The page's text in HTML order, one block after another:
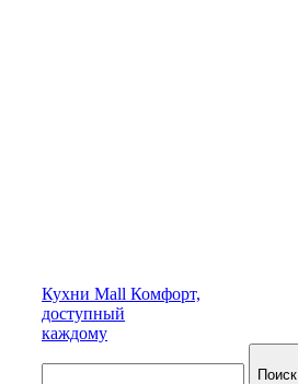
Кухни Mall Комфорт,
доступный
каждому
Поиск